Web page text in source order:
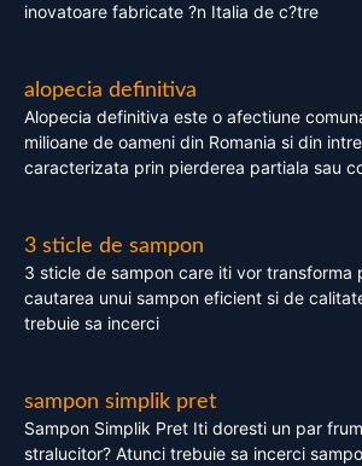
inovatoare fabricate ?n Italia de c?tre
alopecia definitiva
Alopecia definitiva este o afectiune
milioane de oameni din Romania si din
caracterizata prin pierderea partiala sau
3 sticle de sampon
3 sticle de sampon care iti vor transforma
cautarea unui sampon eficient si de
trebuie sa incerci
sampon simplik pret
Sampon Simplik Pret Iti doresti un par
stralucitor? Atunci trebuie sa incerci